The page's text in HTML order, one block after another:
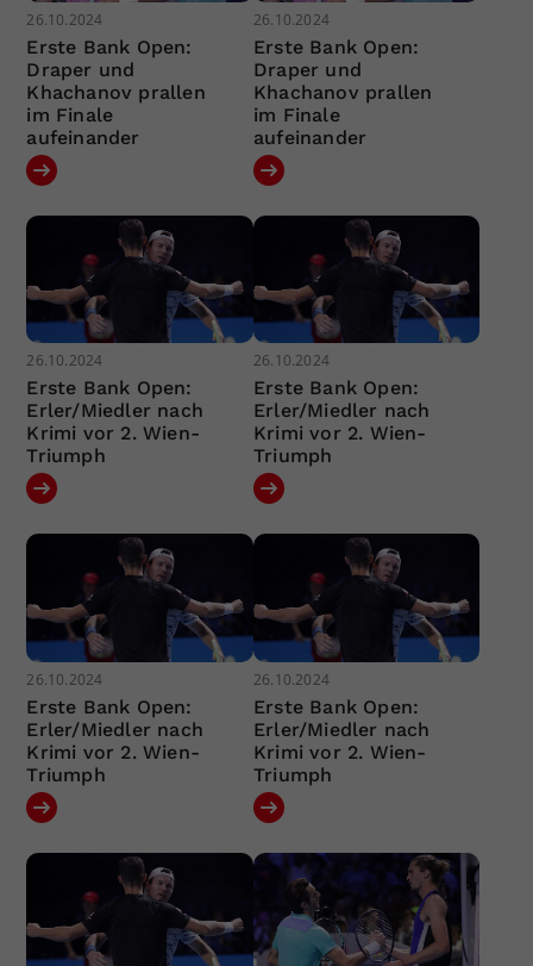
26.10.2024
Erste Bank Open:
Draper und
Khachanov prallen
im Finale
aufeinander
26.10.2024
Erste Bank Open:
Draper und
Khachanov prallen
im Finale
aufeinander
26.10.2024
Erste Bank Open:
Erler/Miedler nach
Krimi vor 2. Wien-
Triumph
26.10.2024
Erste Bank Open:
Erler/Miedler nach
Krimi vor 2. Wien-
Triumph
26.10.2024
Erste Bank Open:
Erler/Miedler nach
Krimi vor 2. Wien-
Triumph
26.10.2024
Erste Bank Open:
Erler/Miedler nach
Krimi vor 2. Wien-
Triumph